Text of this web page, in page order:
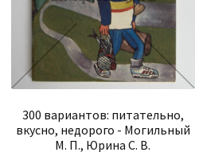
300 вариантов: питательно,
вкусно, недорого - Могильный
М. П., Юрина С. В.